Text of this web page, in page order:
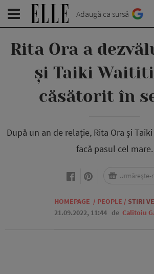
Adaugă ca sursă
Rita Ora a
și Taiki
căsătorit în
După un an de relație, Rita Ora și
facă pasul cel mare.
HOMEPAGE / PEOPLE / STIRI
21.09.2022, 11:44 de Calitoiu
Urmărește-